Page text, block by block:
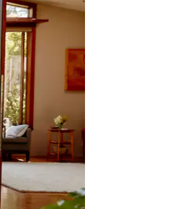
ことができます。